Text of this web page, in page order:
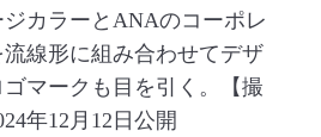
カラーとANAのコーポレ
線形に組み合わせてデザ
マークも目を引く。【撮
年12月12日公開